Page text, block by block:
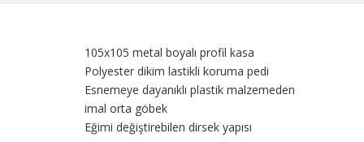
105x105 metal boyalı profil kasa
Polyester dikim lastikli koruma pedi
Esnemeye dayanıklı plastik malzemeden
imal orta göbek
Eğimi değiştirebilen dirsek yapısı